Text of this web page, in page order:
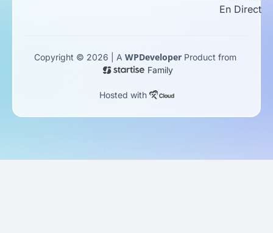
En Direct
Copyright © 2026 | A WPDeveloper Product from
Family
Hosted with